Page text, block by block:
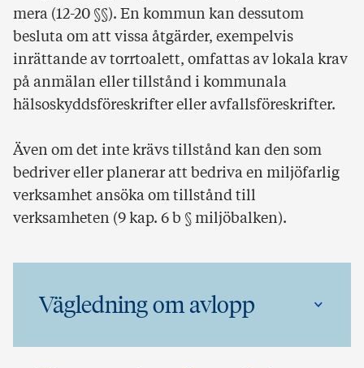
mera (12-20 §§). En kommun kan dessutom
besluta om att vissa åtgärder, exempelvis
inrättande av torrtoalett, omfattas av lokala krav
på anmälan eller tillstånd i kommunala
hälsoskyddsföreskrifter eller avfallsföreskrifter.
Även om det inte krävs tillstånd kan den som
bedriver eller planerar att bedriva en miljöfarlig
verksamhet ansöka om tillstånd till
verksamheten (9 kap. 6 b § miljöbalken).
Vägledning om avlopp